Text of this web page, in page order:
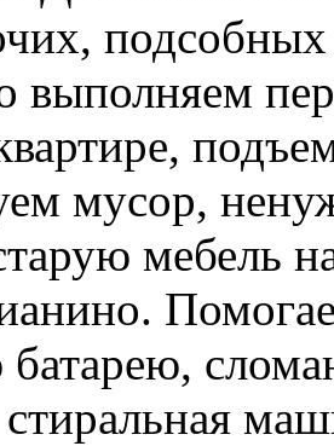
выполняем
мусор,
мебель